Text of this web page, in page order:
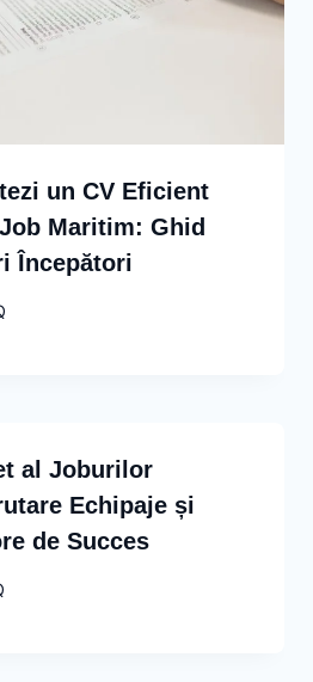
un CV Eficient
Maritim: Ghid
Începători
al Joburilor
Echipaje și
de Succes